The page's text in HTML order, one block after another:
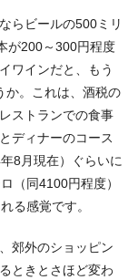
らビールの500ミリ
が200～300円程度
ワインだと、もう
か。これは、酒税の
ストランでの食事
ディナーのコース
8月現在）ぐらいに
（同4100円程度）
る感覚です。
郊外のショッピン
ときとさほど変わ